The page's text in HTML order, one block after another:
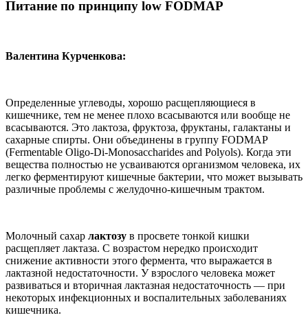
Питание по принципу low FODMAP
Валентина Курченкова:
Определенные углеводы, хорошо расщепляющиеся в
кишечнике, тем не менее плохо всасываются или вообще не
всасываются. Это лактоза, фруктоза, фруктаны, галактаны и
сахарные спирты. Они объединены в группу FODMAP
(Fermentable Oligo-Di-Monosaccharides and Polyols). Когда эти
вещества полностью не усваиваются организмом человека, их
легко ферментируют кишечные бактерии, что может вызывать
различные проблемы с желудочно-кишечным трактом.
Молочный сахар лактозу в просвете тонкой кишки
расщепляет лактаза. С возрастом нередко происходит
снижение активности этого фермента, что выражается в
лактазной недостаточности. У взрослого человека может
развиваться и вторичная лактазная недостаточность — при
некоторых инфекционных и воспалительных заболеваниях
кишечника.